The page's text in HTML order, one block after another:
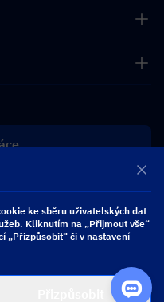
ke sběru uživatelských dat
Kliknutím na „Přijmout vše“
„Přizpůsobit“ či v nastavení